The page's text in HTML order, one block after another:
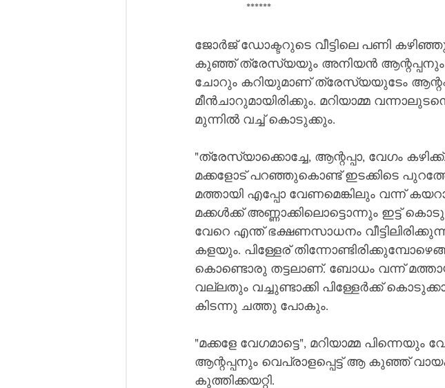
               ******
ജോർജ് ഡോക്ടറുടെ വീട്ടിലെ പണി
കുഞ്ഞ് ത്രേസ്യയും അനിയൻ ആന്റപ്പനും.
ചോറും കറിയുമാണ് ത്രേസ്യയുടേം
മീൻചാറുമായിരിക്കും. മറിയാമ്മ
മുന്നിൽ വച്ച് കൊടുക്കും.
"ത്രേസ്യാക്കൊച്ചേ, ആന്റപ്പാ, വേഗം
മക്കളോട് പറഞ്ഞുകൊണ്ട് ഇടക്കിടെ
മത്തായി എപ്പോ വേണമെങ്കിലും വന്ന്
മക്കൾക്ക് അണ്ണാക്കിലൊട്ടൊന്നും ഇട്ട്
വേറെ എന്ത് ഭക്ഷണസാധനം
കളയും. പിള്ളേര്
കൊണ്ടൊരു തട്ടലാണ്. ബോധം വന്ന്
വല്ലതും വച്ചുണ്ടാക്കി പിള്ളേർക്ക്
കിടന്നു ചത്തു പോകും.
"മക്കളേ വേഗമാട്ടെ", മറിയാമ്മ
ആന്റപ്പനും വെപ്രാളപ്പെട്ട് ആ കുഞ്ഞ്
കുത്തിക്കയറ്റി.